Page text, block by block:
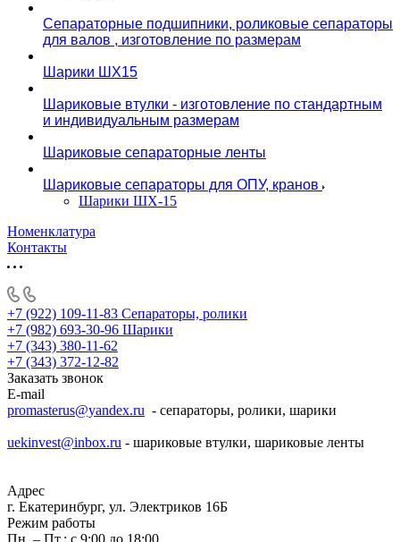
Сепараторные подшипники, роликовые сепараторы
для валов , изготовление по размерам
Шарики ШХ15
Шариковые втулки - изготовление по стандартным
и индивидуальным размерам
Шариковые сепараторные ленты
Шариковые сепараторы для ОПУ, кранов
Шарики ШХ-15
Номенклатура
Контакты
+7 (922) 109-11-83 Сепараторы, ролики
+7 (982) 693-30-96 Шарики
+7 (343) 380-11-62
+7 (343) 372-12-82
Заказать звонок
E-mail
promasterus@yandex.ru - сепараторы, ролики, шарики
uekinvest@inbox.ru - шариковые втулки, шариковые ленты
Адрес
г. Екатеринбург, ул. Электриков 16Б
Режим работы
Пн. – Пт.: с 9:00 до 18:00